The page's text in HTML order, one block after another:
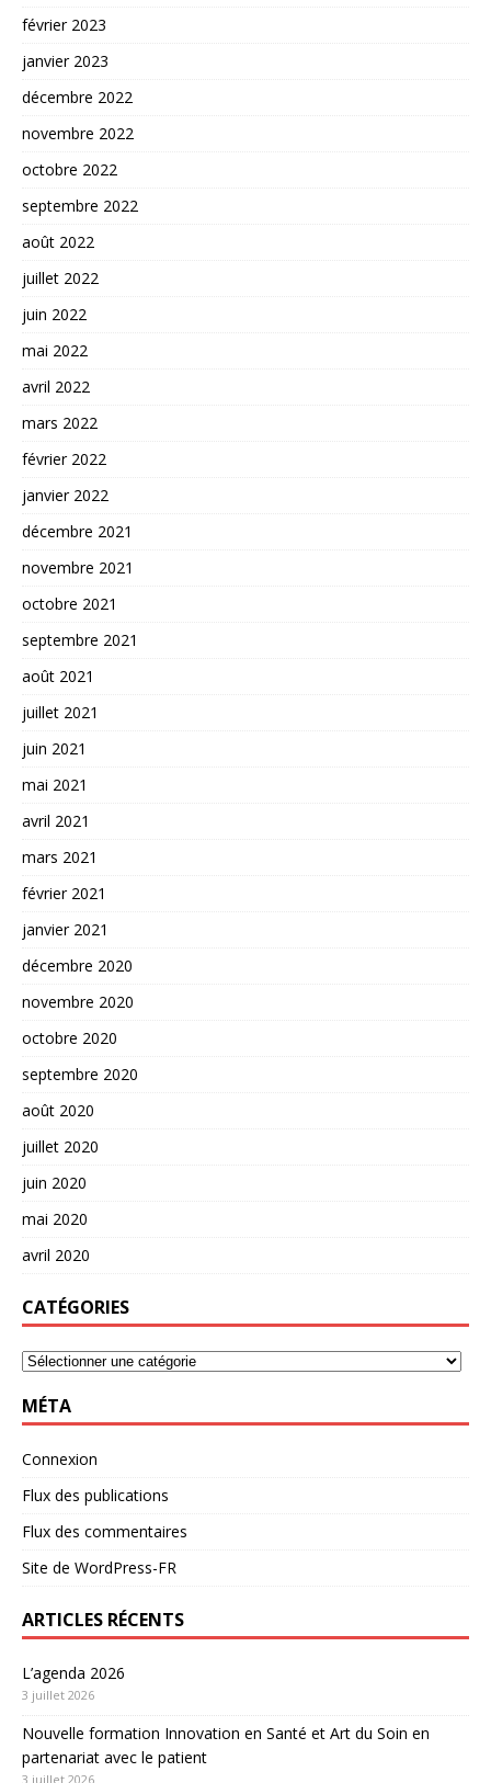
février 2023
janvier 2023
décembre 2022
novembre 2022
octobre 2022
septembre 2022
août 2022
juillet 2022
juin 2022
mai 2022
avril 2022
mars 2022
février 2022
janvier 2022
décembre 2021
novembre 2021
octobre 2021
septembre 2021
août 2021
juillet 2021
juin 2021
mai 2021
avril 2021
mars 2021
février 2021
janvier 2021
décembre 2020
novembre 2020
octobre 2020
septembre 2020
août 2020
juillet 2020
juin 2020
mai 2020
avril 2020
CATÉGORIES
MÉTA
Connexion
Flux des publications
Flux des commentaires
Site de WordPress-FR
ARTICLES RÉCENTS
L’agenda 2026
3 juillet 2026
Nouvelle formation Innovation en Santé et Art du Soin en
partenariat avec le patient
3 juillet 2026